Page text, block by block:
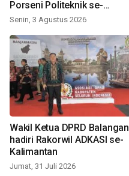
Porseni Politeknik se-
Indonesia 2026
Senin, 3 Agustus 2026
Wakil Ketua DPRD Balangan
hadiri Rakorwil ADKASI se-
Kalimantan
Jumat, 31 Juli 2026